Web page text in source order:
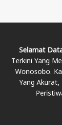
Selamat
Terkini Yang
Wonosobo.
Yang